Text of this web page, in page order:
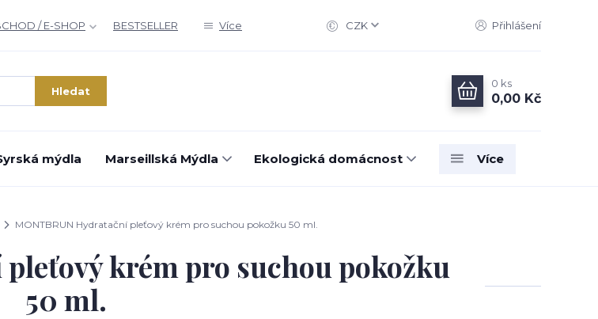
/ E-SHOP BESTSELLER Více CZK Přihlášení
Hledat
0 ks
0,00 Kč
mýdla Marseillská Mýdla Ekologická domácnost Více
MONTBRUN Hydratační pleťový krém pro suchou pokožku 50 ml.
krém pro suchou pokožku
50 ml.